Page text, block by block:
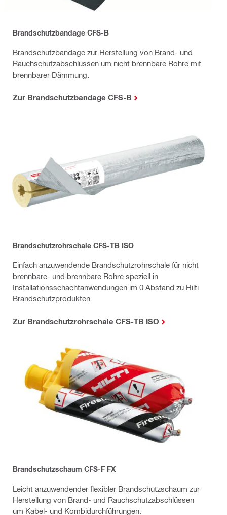
Brandschutzbandage CFS-B
Brandschutzbandage zur Herstellung von Brand- und
Rauchschutzabschlüssen um nicht brennbare Rohre mit
brennbarer Dämmung.
Zur Brandschutzbandage CFS-B
Brandschutzrohrschale CFS-TB ISO
Einfach anzuwendende Brandschutzrohrschale für nicht
brennbare- und brennbare Rohre speziell in
Installationsschachtanwendungen im 0 Abstand zu Hilti
Brandschutzprodukten.
Zur Brandschutzrohrschale CFS-TB ISO
Brandschutzschaum CFS-F FX
Leicht anzuwendender flexibler Brandschutzschaum zur
Herstellung von Brand- und Rauchschutzabschlüssen
um Kabel- und Kombidurchführungen.